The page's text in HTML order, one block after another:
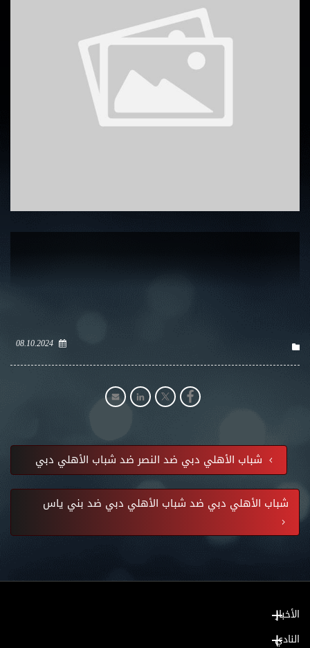
08.10.2024
شباب الأهلي دبي ضد النصر ضد شباب الأهلي دبي
شباب الأهلي دبي ضد شباب الأهلي دبي ضد بني ياس
الأخبار
النادي